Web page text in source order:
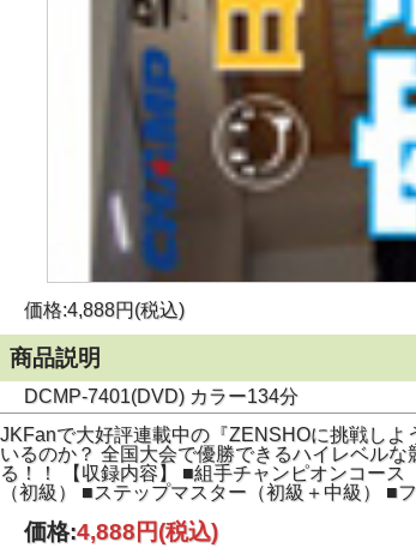
価格:4,888円(税込)
商品説明
DCMP-7401(DVD) カラー134分
JKFanで大好評連載中の『ZENSHOに挑戦し
いるのか？ 全国大会で優勝できるハイレベル
る！！ 【収録内容】 ■組手チャンピオンコー
（初級） ■ステップマスター（初級＋中級） ■
価格:4,888円(税込)